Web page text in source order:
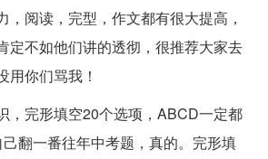
，阅读，完型，作文都有很大提高，
定不如他们讲的透彻，很推荐大家去
用你们骂我！
，完形填空20个选项，ABCD一定都
翻一番往年中考题，真的。完形填